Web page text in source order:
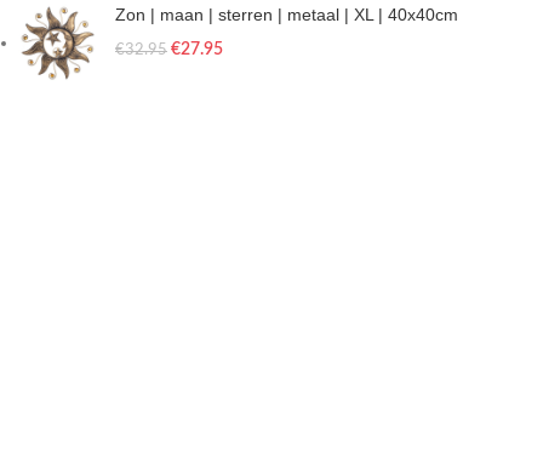
Zon | maan | sterren | metaal | XL | 40x40cm
€32.95 €27.95